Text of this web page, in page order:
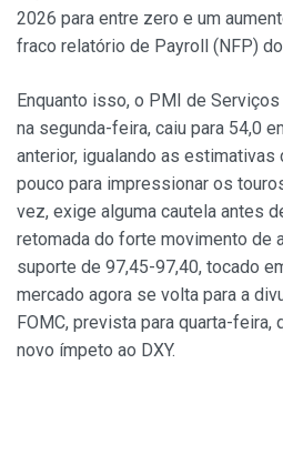
2026 para entre zero e um
fraco relatório de Payroll (NFP)
Enquanto isso, o PMI de
na segunda-feira, caiu para 54,0
anterior, igualando as
pouco para impressionar os
vez, exige alguma cautela antes
retomada do forte movimento de
suporte de 97,45-97,40, tocado
mercado agora se volta para a
FOMC, prevista para quarta-feira,
novo ímpeto ao DXY.